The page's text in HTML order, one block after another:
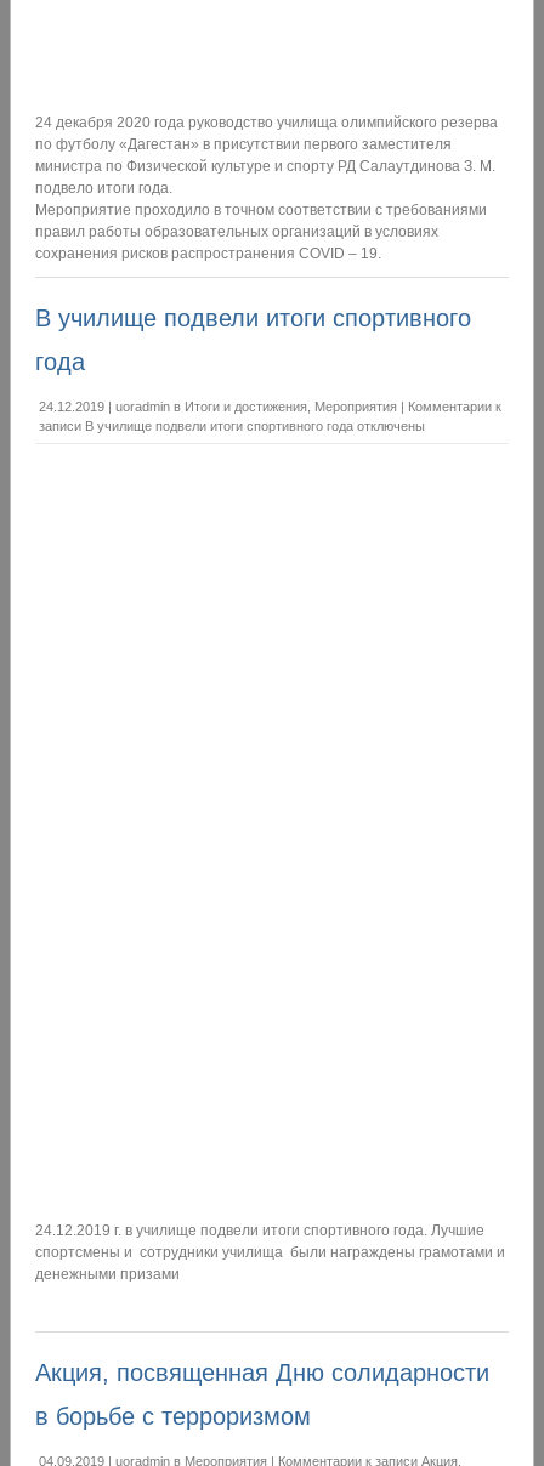
24 декабря 2020 года руководство училища олимпийского резерва
по футболу «Дагестан» в присутствии первого заместителя
министра по Физической культуре и спорту РД Салаутдинова З. М.
подвело итоги года.
Мероприятие проходило в точном соответствии с требованиями
правил работы образовательных организаций в условиях
сохранения рисков распространения COVID – 19.
В училище подвели итоги спортивного
года
24.12.2019 uoradmin в Итоги и достижения, Мероприятия Комментарии к
записи В училище подвели итоги спортивного года отключены
24.12.2019 г. в училище подвели итоги спортивного года. Лучшие
спортсмены и сотрудники училища были награждены грамотами и
денежными призами
Акция, посвященная Дню солидарности
в борьбе с терроризмом
04.09.2019 uoradmin в Мероприятия Комментарии к записи Акция,